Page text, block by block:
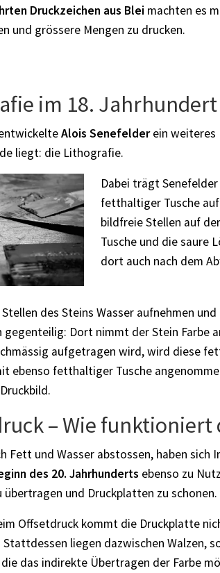
Druckzeichen aus Blei machten es
und grössere Mengen zu drucken.
im 18. Jahrhundert
Alois Senefelderein weiteres
liegt: die Lithografie.
Dabei trägt
fetthaltiger Tusche
bildfreie Stellen auf
Tusche und die saure
dort auch nach dem
des Steins Wasser aufnehmen
Dort nimmt der Stein Farbe
aufgetragen wird, wird diese
ebenso fetthaltiger Tusche
– Wie
Fett und Wasser abstossen, haben sich
des 20. Jahrhunderts ebenso zu
übertragen und Druckplatten zu schonen.
Offsetdruck kommt die Druckplatte
Stattdessen liegen dazwischen Walzen,
das indirekte Übertragen der Farbe